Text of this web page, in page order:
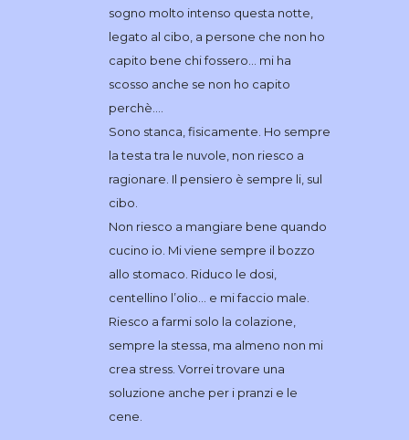
sogno molto intenso questa notte,
legato al cibo, a persone che non ho
capito bene chi fossero… mi ha
scosso anche se non ho capito
perchè….
Sono stanca, fisicamente. Ho sempre
la testa tra le nuvole, non riesco a
ragionare. Il pensiero è sempre li, sul
cibo.
Non riesco a mangiare bene quando
cucino io. Mi viene sempre il bozzo
allo stomaco. Riduco le dosi,
centellino l’olio… e mi faccio male.
Riesco a farmi solo la colazione,
sempre la stessa, ma almeno non mi
crea stress. Vorrei trovare una
soluzione anche per i pranzi e le
cene.